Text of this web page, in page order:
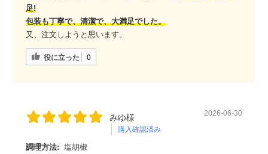
足!
包装も丁寧で、清潔で、大満足でした。
又、注文しようと思います。
役に立った 0
みゆ様
購入確認済み
2026-06-30
調理方法: 塩胡椒